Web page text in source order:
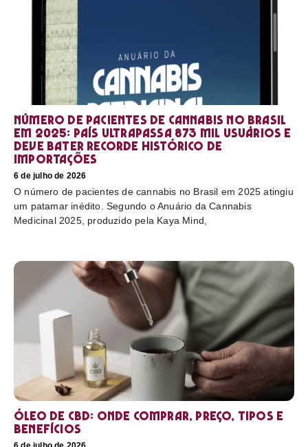
Número de pacientes de cannabis no Brasil
em 2025: país ultrapassa 873 mil usuários e
deve bater recorde histórico de
importações
6 de julho de 2026
O número de pacientes de cannabis no Brasil em 2025 atingiu
um patamar inédito. Segundo o Anuário da Cannabis
Medicinal 2025, produzido pela Kaya Mind,
Óleo de CBD: Onde comprar, preço, tipos e
benefícios